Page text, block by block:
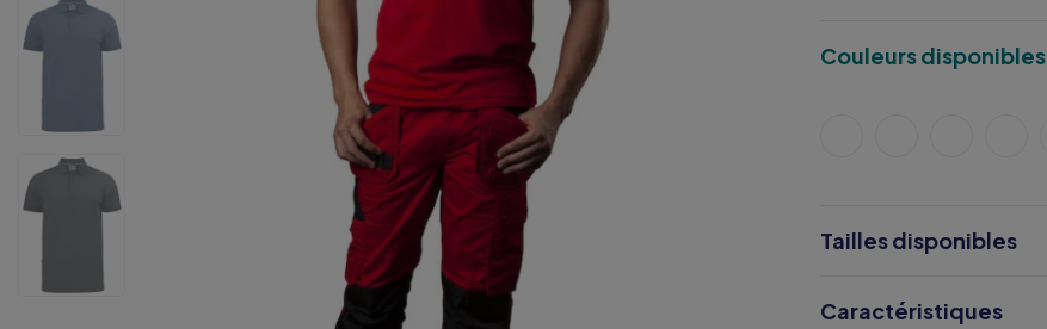
Couleurs disponibles
Tailles disponibles
Caractéristiques